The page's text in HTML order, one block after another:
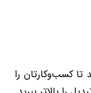
تا کسب‌وکارتان را